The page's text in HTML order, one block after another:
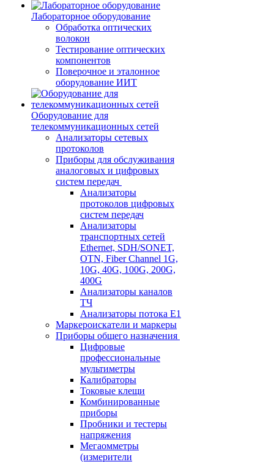
Лабораторное оборудование
Обработка оптических
волокон
Тестирование оптических
компонентов
Поверочное и эталонное
оборудование ИИТ
Оборудование для
телекоммуникационных сетей
Анализаторы сетевых
протоколов
Приборы для обслуживания
аналоговых и цифровых
систем передач
Анализаторы
протоколов цифровых
систем передач
Анализаторы
транспортных сетей
Ethernet, SDH/SONET,
OTN, Fiber Channel 1G,
10G, 40G, 100G, 200G,
400G
Анализаторы каналов
ТЧ
Анализаторы потока Е1
Маркероискатели и маркеры
Приборы общего назначения
Цифровые
профессиональные
мультиметры
Калибраторы
Токовые клещи
Комбинированные
приборы
Пробники и тестеры
напряжения
Мегаомметры
(измерители